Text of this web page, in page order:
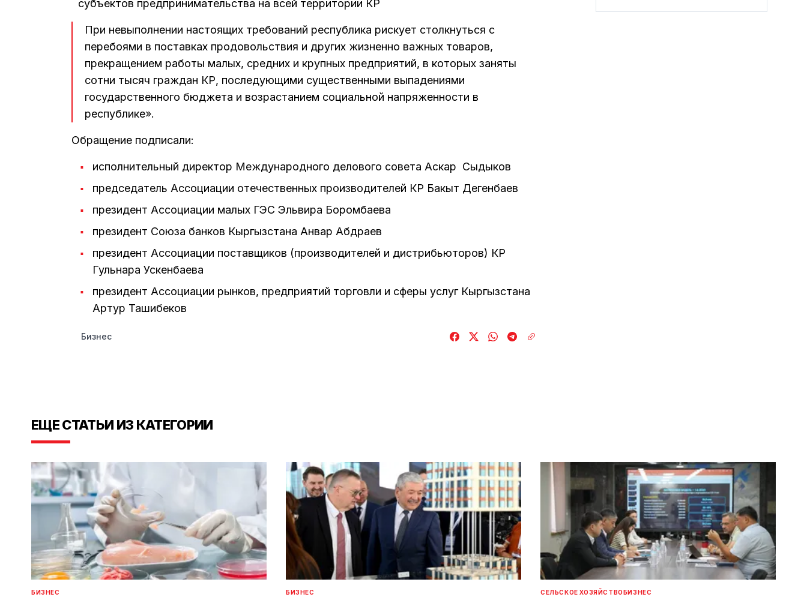
субъектов предпринимательства на всей территории КР
При невыполнении настоящих требований республика рискует столкнуться с
перебоями в поставках продовольствия и других жизненно важных товаров,
прекращением работы малых, средних и крупных предприятий, в которых заняты
сотни тысяч граждан КР, последующими существенными выпадениями
государственного бюджета и возрастанием социальной напряженности в
республике».
Обращение подписали:
исполнительный директор Международного делового совета Аскар Сыдыков
председатель Ассоциации отечественных производителей КР Бакыт Дегенбаев
президент Ассоциации малых ГЭС Эльвира Боромбаева
президент Союза банков Кыргызстана Анвар Абдраев
президент Ассоциации поставщиков (производителей и дистрибьюторов) КР
Гульнара Ускенбаева
президент Ассоциации рынков, предприятий торговли и сферы услуг Кыргызстана
Артур Ташибеков
Бизнес
ЕЩЕ СТАТЬИ ИЗ КАТЕГОРИИ
БИЗНЕС БИЗНЕС СЕЛЬСКОЕ ХОЗЯЙСТВОБИЗНЕС